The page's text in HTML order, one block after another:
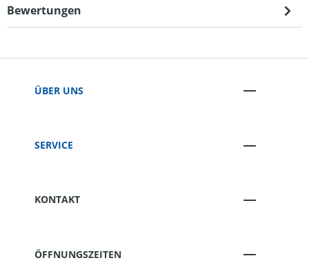
Bewertungen
ÜBER UNS
SERVICE
KONTAKT
ÖFFNUNGSZEITEN